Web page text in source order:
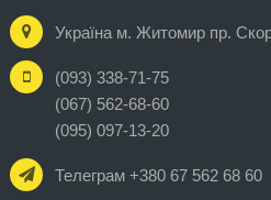
Україна м. Житомир пр.
(093) 338-71-75
(067) 562-68-60
(095) 097-13-20
Телеграм +380 67 562 68 60